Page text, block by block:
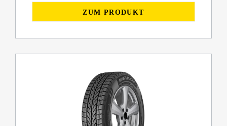
ZUM PRODUKT